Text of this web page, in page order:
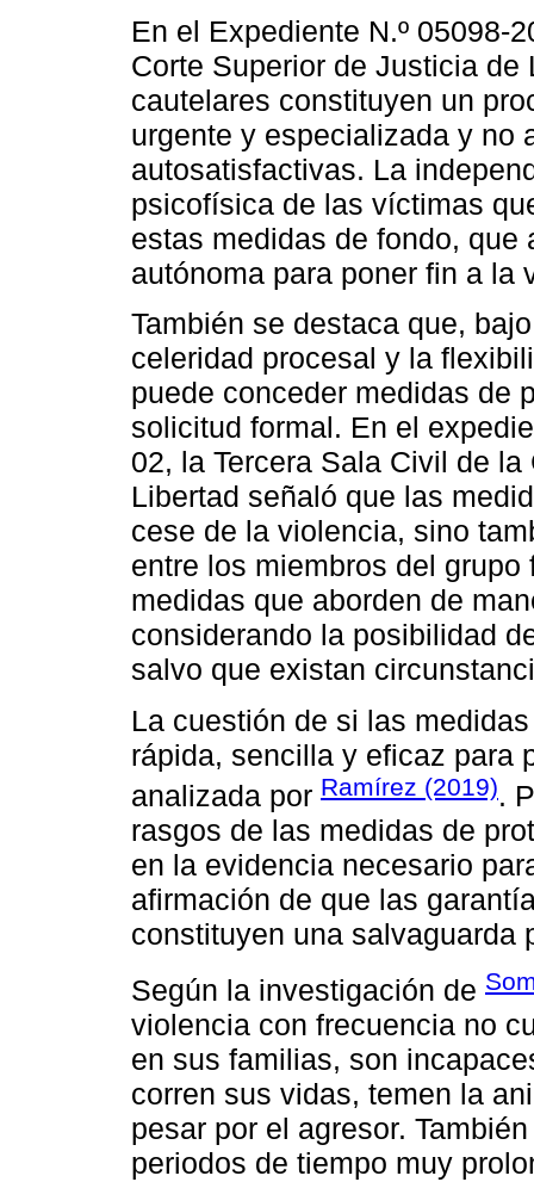
En el Expediente N.º 05098-
Corte Superior de Justicia
cautelares constituyen un
urgente y especializada y no
autosatisfactivas. La
psicofísica de las víctimas
estas medidas de fondo,
autónoma para poner fin a la
También se destaca que,
celeridad procesal y la
puede conceder medidas de
solicitud formal. En el
02, la Tercera Sala Civil de
Libertad señaló que las
cese de la violencia, sino
entre los miembros del
medidas que aborden de
considerando la posibilidad
salvo que existan
La cuestión de si las
rápida, sencilla y eficaz para
analizada por Ramírez (2019).
rasgos de las medidas de
en la evidencia necesario
afirmación de que las
constituyen una salvaguarda
Según la investigación de
violencia con frecuencia no
en sus familias, son
corren sus vidas, temen la
pesar por el agresor.
periodos de tiempo muy